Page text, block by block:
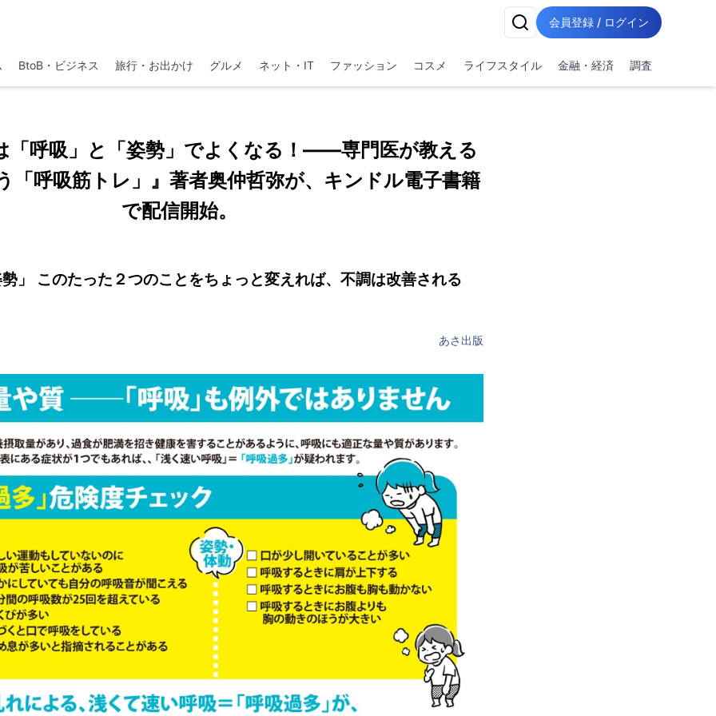
会員登録 / ログイン
BtoB・ビジネス 旅行・お出かけ グルメ ネット・IT ファッション コスメ ライフスタイル 金融・経済 調査
「呼吸」と「姿勢」でよくなる！――専門医が教える
「呼吸筋トレ」』著者奥仲哲弥が、キンドル電子書籍
で配信開始。
」 このたった２つのことをちょっと変えれば、不調は改善される
あさ出版